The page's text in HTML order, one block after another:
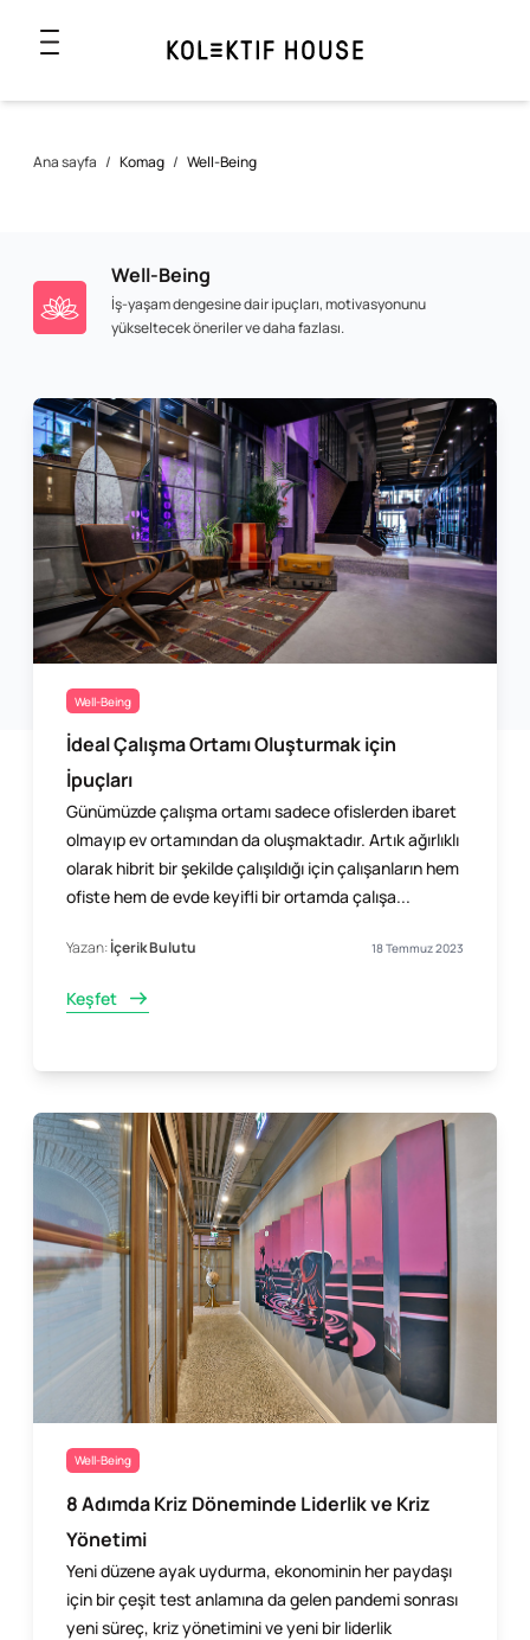
Ana sayfa / Komag / Well-Being
Well-Being
İş-yaşam dengesine dair ipuçları, motivasyonunu
yükseltecek öneriler ve daha fazlası.
Well-Being
İdeal Çalışma Ortamı Oluşturmak için
İpuçları
Günümüzde çalışma ortamı sadece ofislerden ibaret
olmayıp ev ortamından da oluşmaktadır. Artık ağırlıklı
olarak hibrit bir şekilde çalışıldığı için çalışanların hem
ofiste hem de evde keyifli bir ortamda çalışa...
Yazan:İçerik Bulutu 18 Temmuz 2023
Keşfet
Well-Being
8 Adımda Kriz Döneminde Liderlik ve Kriz
Yönetimi
Yeni düzene ayak uydurma, ekonominin her paydaşı
için bir çeşit test anlamına da gelen pandemi sonrası
yeni süreç, kriz yönetimini ve yeni bir liderlik